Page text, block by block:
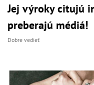
Jej výroky citujú
preberajú médiá!
Dobre vedieť